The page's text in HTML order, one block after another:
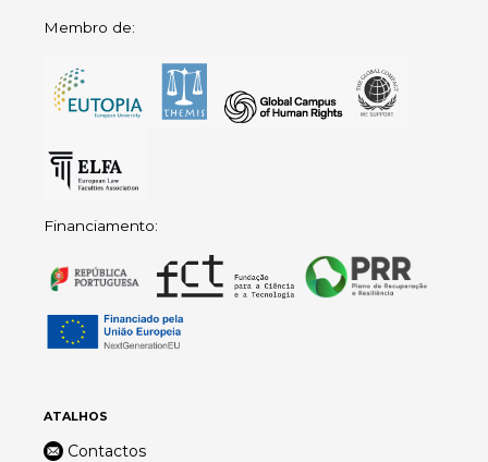
Membro de:
Financiamento:
ATALHOS
Contactos